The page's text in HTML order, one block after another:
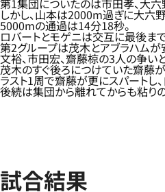
第1集団についたのは市田孝、大六
しかし、山本は2000m過ぎに大六
5000mの通過は14分18秒。
ロバートとモゲニは交互に最後ま
第2グループは茂木とアブラハム
文裕、市田宏、齋藤椋の3人の争い
茂木のすぐ後ろにつけていた齋藤
ラスト1周で齋藤が更にスパート
後続は集団から離れてからも粘り
試合結果